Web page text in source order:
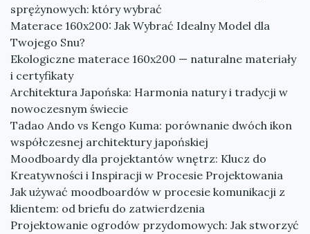
sprężynowych: który wybrać
Materace 160x200: Jak Wybrać Idealny Model dla
Twojego Snu?
Ekologiczne materace 160x200 — naturalne materiały
i certyfikaty
Architektura Japońska: Harmonia natury i tradycji w
nowoczesnym świecie
Tadao Ando vs Kengo Kuma: porównanie dwóch ikon
współczesnej architektury japońskiej
Moodboardy dla projektantów wnętrz: Klucz do
Kreatywności i Inspiracji w Procesie Projektowania
Jak używać moodboardów w procesie komunikacji z
klientem: od briefu do zatwierdzenia
Projektowanie ogrodów przydomowych: Jak stworzyć